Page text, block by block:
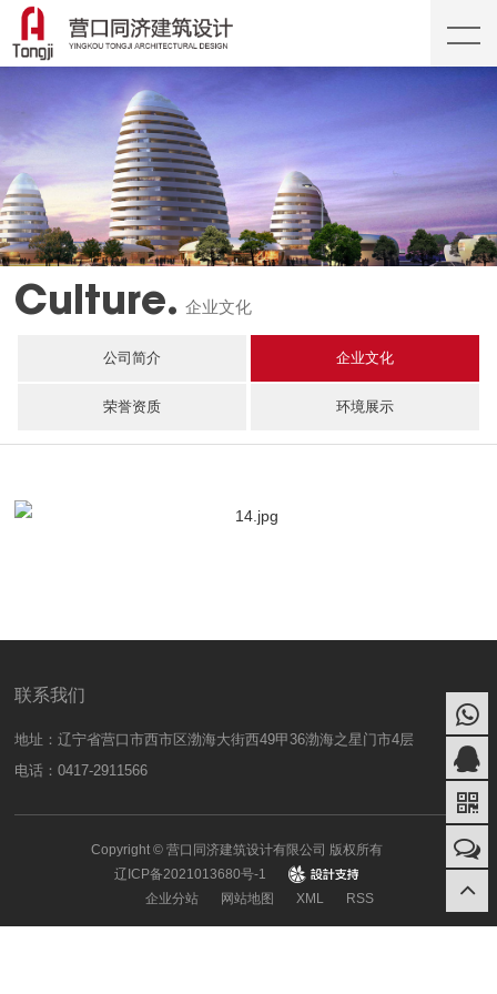
Culture. 企业文化
公司简介 企业文化
荣誉资质 环境展示
联系我们
地址：辽宁省营口市西市区渤海大街西49甲36渤海之星门市4层
电话：0417-2911566
Copyright © 营口同济建筑设计有限公司 版权所有
辽ICP备2021013680号-1
design
企业分站
网站地图 XML RSS